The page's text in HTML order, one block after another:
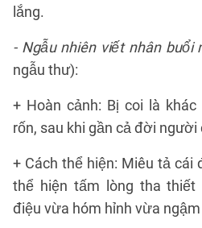
lắng.
- Ngẫu nhiên viết nhân buổi
ngẫu thư):
+ Hoàn cảnh: Bị coi là
rốn, sau khi gần cả đời
+ Cách thể hiện: Miêu tả cái
thể hiện tấm lòng tha thiết
điệu vừa hóm hỉnh vừa ngậm